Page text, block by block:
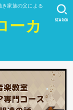
き家族の父による
ーカ
SEARCH